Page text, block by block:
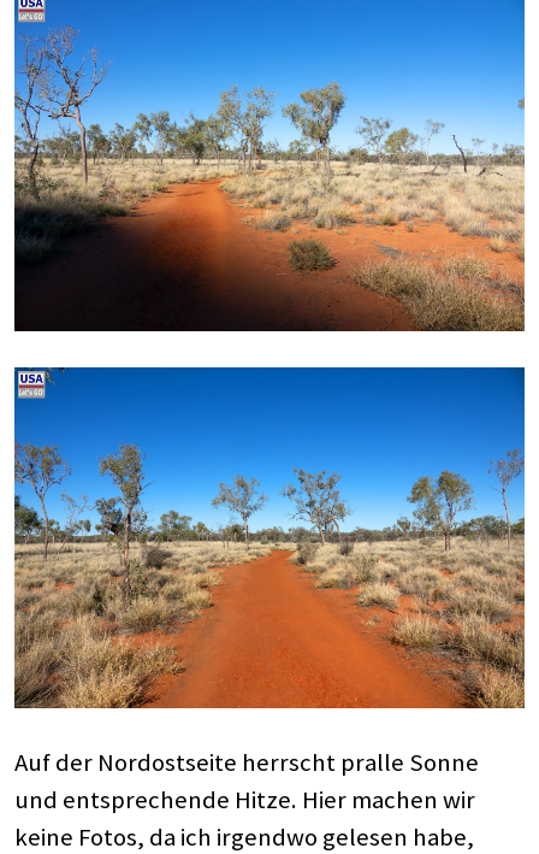
Auf der Nordostseite herrscht pralle Sonne
und entsprechende Hitze. Hier machen wir
keine Fotos, da ich irgendwo gelesen habe,